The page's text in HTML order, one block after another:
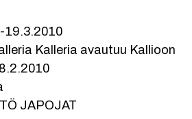
19.3.2010
Kalleria avautuu Kallioon
JAPOJAT